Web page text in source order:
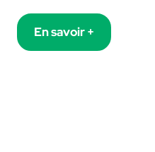
En savoir +